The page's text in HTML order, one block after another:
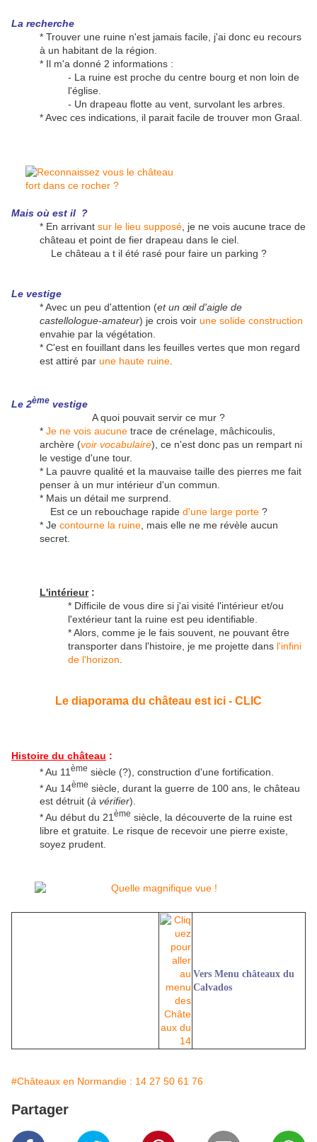
La recherche
* Trouver une ruine n'est jamais facile, j'ai donc eu recours
à un habitant de la région.
* Il m'a donné 2 informations :
- La ruine est proche du centre bourg et non loin de
l'église.
- Un drapeau flotte au vent, survolant les arbres.
* Avec ces indications, il parait facile de trouver mon Graal.
Mais où est il ?
* En arrivant sur le lieu supposé , je ne vois aucune trace de
château et point de fier drapeau dans le ciel.
Le château a t il été rasé pour faire un parking ?
Le vestige
* Avec un peu d'attention (et un œil d'aigle de
castellologue-amateur) je crois voir une solide construction
envahie par la végétation.
* C'est en fouillant dans les feuilles vertes que mon regard
est attiré par une haute ruine
Le 2ème vestige
A quoi pouvait servir ce mur ?
* Je ne vois aucune trace de crénelage, mâchicoulis,
archère (voir vocabulaire), ce n'est donc pas un rempart ni
le vestige d'une tour.
* La pauvre qualité et la mauvaise taille des pierres me fait
penser à un mur intérieur d'un commun.
* Mais un détail me surprend.
Est ce un rebouchage rapide d'une large porte?
* Je contourne la ruine , mais elle ne me révèle aucun
secret.
L'intérieur:
* Difficile de vous dire si j'ai visité l'intérieur et/ou
l'extérieur tant la ruine est peu identifiable.
* Alors, comme je le fais souvent, ne pouvant être
transporter dans l'histoire, je me projette dans l'infini
de l'horizon
Le diaporama du château est ici - CLIC
Histoire du château :
* Au 11 ème siècle (?), construction d'une fortification.
* Au 14ème siècle, durant la guerre de 100 ans, le château
est détruit (à vérifier).
* Au début du 21 ème siècle, la découverte de la ruine est
libre et gratuite. Le risque de recevoir une pierre existe,
soyez prudent.
Vers Menu châteaux du
Calvados
#Châteaux en Normandie : 14 27 50 61 76
Partager